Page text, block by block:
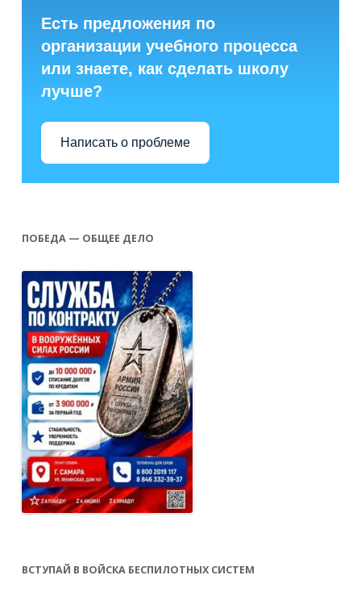
Есть предложения по
организации учебного процесса
или знаете, как сделать школу
лучше?
Написать о проблеме
ПОБЕДА — ОБЩЕЕ ДЕЛО
ВСТУПАЙ В ВОЙСКА БЕСПИЛОТНЫХ СИСТЕМ